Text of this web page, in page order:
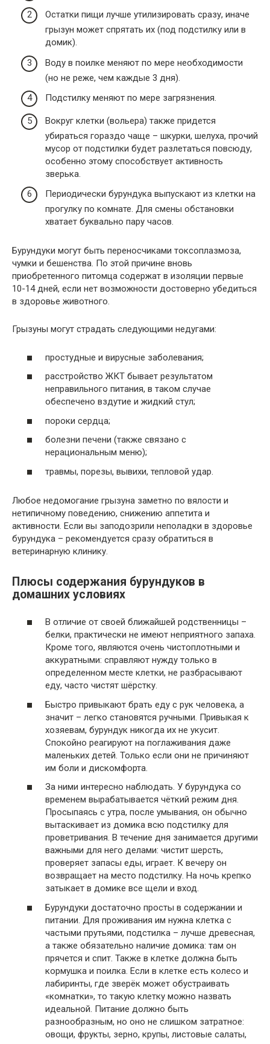
Остатки пищи лучше утилизировать сразу, иначе
грызун может спрятать их (под подстилку или в
домик).
Воду в поилке меняют по мере необходимости
(но не реже, чем каждые 3 дня).
Подстилку меняют по мере загрязнения.
Вокруг клетки (вольера) также придется
убираться гораздо чаще – шкурки, шелуха, прочий
мусор от подстилки будет разлетаться повсюду,
особенно этому способствует активность
зверька.
Периодически бурундука выпускают из клетки на
прогулку по комнате. Для смены обстановки
хватает буквально пару часов.
Бурундуки могут быть переносчиками токсоплазмоза,
чумки и бешенства. По этой причине вновь
приобретенного питомца содержат в изоляции первые
10-14 дней, если нет возможности достоверно убедиться
в здоровье животного.
Грызуны могут страдать следующими недугами:
простудные и вирусные заболевания;
расстройство ЖКТ бывает результатом
неправильного питания, в таком случае
обеспечено вздутие и жидкий стул;
пороки сердца;
болезни печени (также связано с
нерациональным меню);
травмы, порезы, вывихи, тепловой удар.
Любое недомогание грызуна заметно по вялости и
нетипичному поведению, снижению аппетита и
активности. Если вы заподозрили неполадки в здоровье
бурундука – рекомендуется сразу обратиться в
ветеринарную клинику.
Плюсы содержания бурундуков в
домашних условиях
В отличие от своей ближайшей родственницы –
белки, практически не имеют неприятного запаха.
Кроме того, являются очень чистоплотными и
аккуратными: справляют нужду только в
определенном месте клетки, не разбрасывают
еду, часто чистят шёрстку.
Быстро привыкают брать еду с рук человека, а
значит – легко становятся ручными. Привыкая к
хозяевам, бурундук никогда их не укусит.
Спокойно реагируют на поглаживания даже
маленьких детей. Только если они не причиняют
им боли и дискомфорта.
За ними интересно наблюдать. У бурундука со
временем вырабатывается чёткий режим дня.
Просыпаясь с утра, после умывания, он обычно
вытаскивает из домика всю подстилку для
проветривания. В течение дня занимается другими
важными для него делами: чистит шерсть,
проверяет запасы еды, играет. К вечеру он
возвращает на место подстилку. На ночь крепко
затыкает в домике все щели и вход.
Бурундуки достаточно просты в содержании и
питании. Для проживания им нужна клетка с
частыми прутьями, подстилка – лучше древесная,
а также обязательно наличие домика: там он
прячется и спит. Также в клетке должна быть
кормушка и поилка. Если в клетке есть колесо и
лабиринты, где зверёк может обустраивать
«комнатки», то такую клетку можно назвать
идеальной. Питание должно быть
разнообразным, но оно не слишком затратное:
овощи, фрукты, зерно, крупы, листовые салаты,